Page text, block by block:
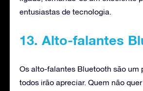
entusiastas de tecnologia.
13. Alto-falantes
Os alto-falantes Bluetooth são um
todos irão apreciar. Quem não